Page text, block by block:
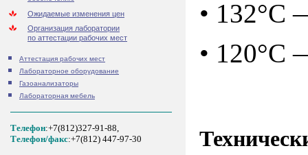
Ожидаемые изменения цен
Организация лаборатории
по аттестации рабочих мест
Аттестация рабочих мест
Лабораторное оборудование
Газоанализаторы
Лабораторная мебель
Телефон:+7(812)327-91-88,
Tелефон/факс:+7(812) 447-97-30
• 132°C
• 120°C